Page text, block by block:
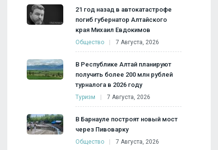
21 год назад в автокатастрофе
погиб губернатор Алтайского
края Михаил Евдокимов
Общество 7 Августа, 2026
В Республике Алтай планируют
получить более 200 млн рублей
турналога в 2026 году
Туризм 7 Августа, 2026
В Барнауле построят новый мост
через Пивоварку
Общество 7 Августа, 2026